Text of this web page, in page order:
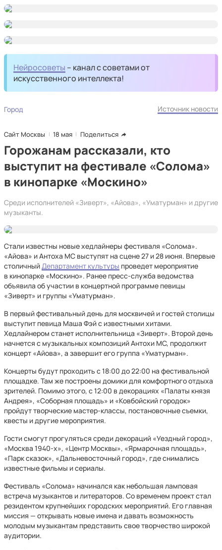
Нейросоветы – канал с советами от
искусственного интеллекта!
Город Источник новости
Сайт Москвы 18 мая Поделиться
Горожанам рассказали, кто
выступит на фестивале «Солома»
в кинопарке «Москино»
Среди исполнителей «Зиверт», «Айова», «Уматурман» и другие
музыканты.
Стали известны новые хедлайнеры фестиваля «Солома».
«Айова» и Антоха МС выступят на сцене 27 и 28 июня. Впервые
столичныйДепартамент культуры проведет мероприятие
в кинопарке «Москино». Ранее пресс-служба ведомства
объявила об участии в концертной программе певицы
«Зиверт» и группы «Уматурман».
В первый фестивальный день для москвичей и гостей столицы
выступит певица Маша Фэй с известными хитами.
Хедлайнером станет исполнительница «Зиверт». Второй день
начнется с музыкальных композиций Антохи МС, продолжит
концерт «Айова», а завершит его группа «Уматурман».
Концерты будут проходить с 18:00 до 22:00 на фестивальной
площадке. Там же построены домики для комфортного отдыха
зрителей. Помимо этого, с 12:00 в декорациях «Палаты князя
Андрея», «Соборная площадь» и «Ковбойский городок»
пройдут творческие мастер-классы, постановочные съемки,
квесты и другие мероприятия.
Гости смогут прогуляться среди декораций «Уездный город»,
«Москва 1940-х», «Центр Москвы», «Ярмарочная площадь»,
«Парк сказок», «Дальневосточный город», где снимались
известные фильмы и сериалы.
Фестиваль «Солома» начинался как небольшая ламповая
встреча музыкантов и литераторов. Со временем проект стал
резидентом крупнейших городских мероприятий. Его главная
миссия — открывать новые имена и давать возможность
молодым музыкантам представить свое творчество широкой
аудитории.